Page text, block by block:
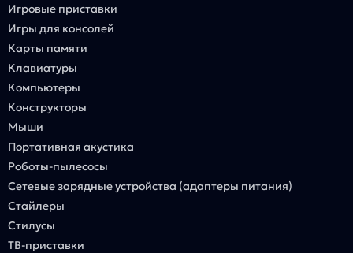
Игровые приставки
Игры для консолей
Карты памяти
Клавиатуры
Компьютеры
Конструкторы
Мыши
Портативная акустика
Роботы-пылесосы
Сетевые зарядные устройства (адаптеры питания)
Стайлеры
Стилусы
ТВ-приставки